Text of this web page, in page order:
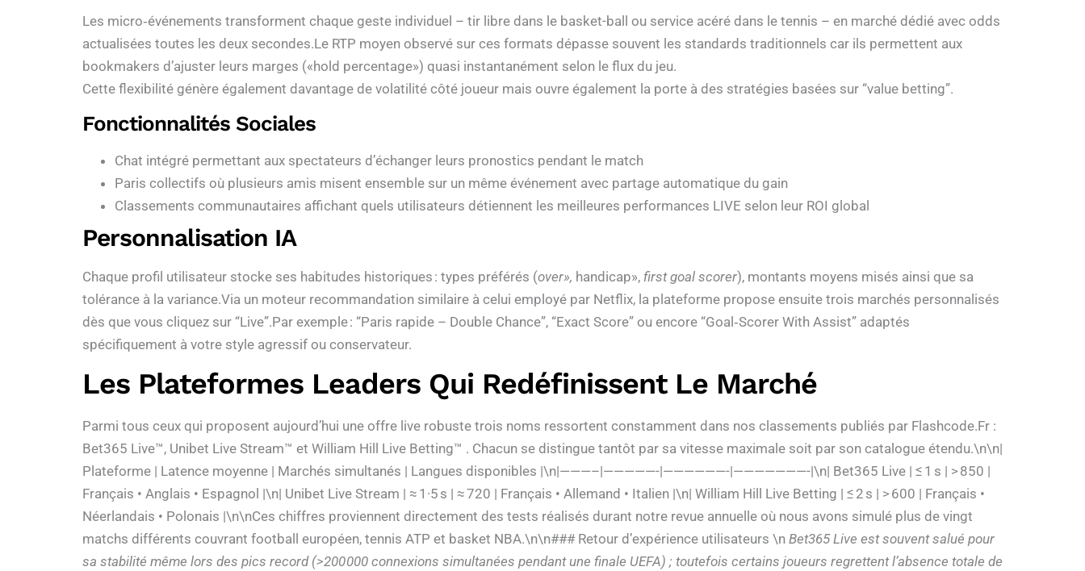
Les micro‑événements transforment chaque geste individuel – tir libre dans le basket-ball ou service acéré dans le tennis – en marché dédié avec odds
actualisées toutes les deux secondes.Le RTP moyen observé sur ces formats dépasse souvent les standards traditionnels car ils permettent aux
bookmakers d’ajuster leurs marges («​hold percentage​») quasi instantanément selon le flux du jeu.
Cette flexibilité génère également davantage de volatilité côté joueur mais ouvre également la porte à des stratégies basées sur “value betting”.
Fonctionnalités Sociales
Chat intégré permettant aux spectateurs d’échanger leurs pronostics pendant le match
Paris collectifs où plusieurs amis misent ensemble sur un même événement avec partage automatique du gain
Classements communautaires affichant quels utilisateurs détiennent les meilleures performances LIVE selon leur ROI global
Personnalisation IA
Chaque profil utilisateur stocke ses habitudes historiques : types préférés (over», handicap», first goal scorer), montants moyens misés ainsi que sa
tolérance à la variance.Via un moteur recommandation similaire à celui employé par Netflix, la plateforme propose ensuite trois marchés personnalisés
dès que vous cliquez sur “Live”.Par exemple : “Paris rapide – Double Chance”, “Exact Score” ou encore “Goal‑Scorer With Assist” adaptés
spécifiquement à votre style agressif ou conservateur.
Les Plateformes Leaders Qui Redéfinissent Le Marché
Parmi tous ceux qui proposent aujourd’hui une offre live robuste trois noms ressortent constamment dans nos classements publiés par Flashcode.Fr :
Bet365 Live™, Unibet Live Stream™ et William Hill Live Betting™ . Chacun se distingue tantôt par sa vitesse maximale soit par son catalogue étendu.\n\n|
Plateforme | Latence moyenne | Marchés simultanés | Langues disponibles |\n|———–|—————-|——————-|———————-|\n| Bet365 Live | ≤ 1 s | > 850 |
Français • Anglais • Espagnol |\n| Unibet Live Stream | ≈ 1·5 s | ≈ 720 | Français • Allemand • Italien |\n| William Hill Live Betting | ≤ 2 s | > 600 | Français •
Néerlandais • Polonais |\n\nCes chiffres proviennent directement des tests réalisés durant notre revue annuelle où nous avons simulé plus de vingt
matchs différents couvrant football européen, tennis ATP et basket NBA.\n\n### Retour d’expérience utilisateurs \n Bet365 Live est souvent salué pour
sa stabilité même lors des pics record (>200 000 connexions simultanées pendant une finale UEFA) ; toutefois certains joueurs regrettent l’absence totale de